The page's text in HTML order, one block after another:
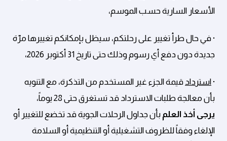
الأسعار السارية حسب الموسم،
· في حال طرأ تغيير على رحلتكم، سيظل بإمكانكم تغييرها مرّة
جديدة دون دفع أي رسوم وذلك حتى تاريخ 31 أكتوبر 2026،
· استرداد قيمة الجزء غير المستخدم من التذكرة، مع التنويه
بأن معالجة طلبات الاسترداد قد تستغرق حتى 28 يوماً،
يرجى أخذ العلم بأن جداول الرحلات الجوية قد تخضع للتغيير أو
الإلغاء وفقاً للظروف التشغيلية أو التنظيمية أو السلامة